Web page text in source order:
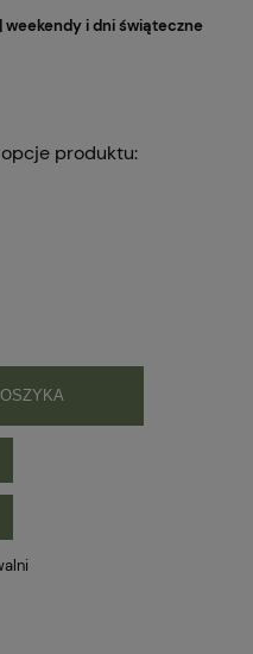
weekendy i dni świąteczne
produktu: